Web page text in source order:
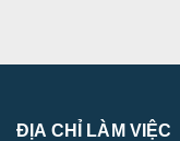
ĐỊA CHỈ LÀM VIỆC